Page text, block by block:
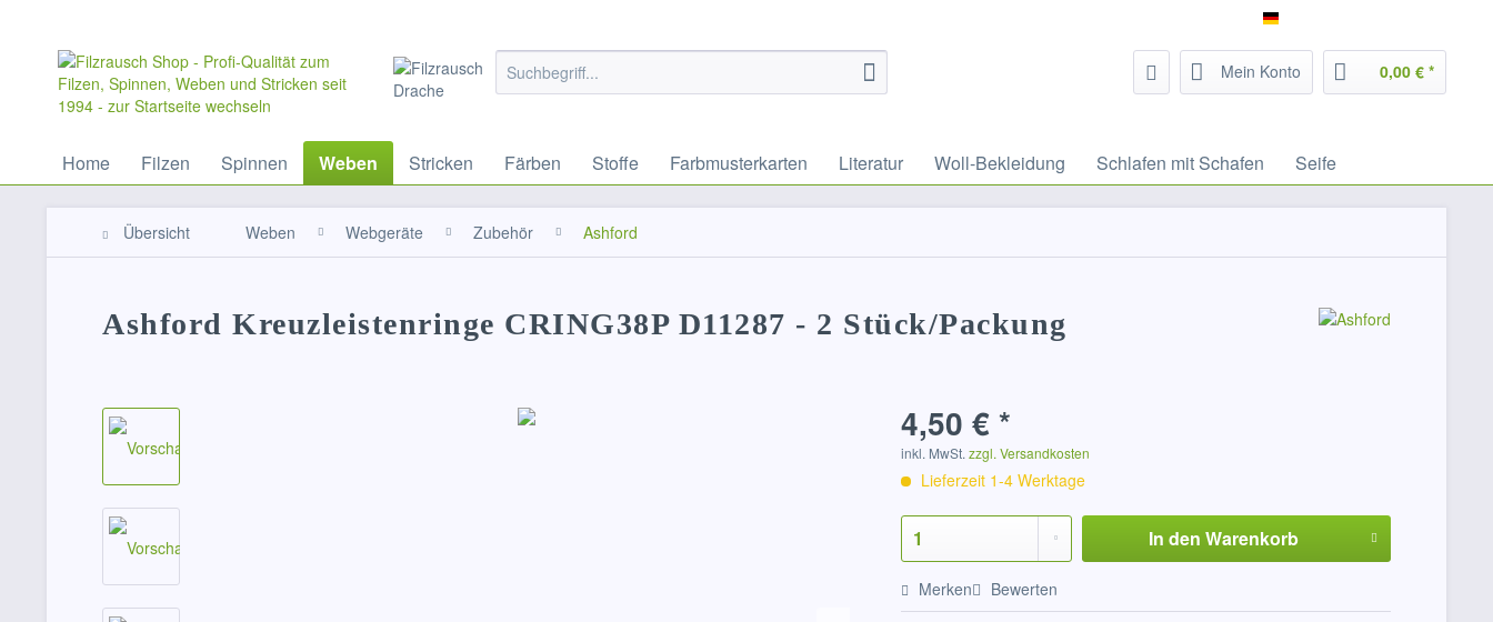
Mein Konto 0,00 € *
Home Filzen Spinnen Weben Stricken Färben Stoffe Farbmusterkarten Literatur Woll-Bekleidung Schlafen mit Schafen Seife
Übersicht Weben Webgeräte Zubehör Ashford
Ashford Kreuzleistenringe CRING38P D11287 - 2 Stück/Packung
4,50 € *
inkl. MwSt.zzgl. Versandkosten
Lieferzeit 1-4 Werktage
In den Warenkorb
Merken Bewerten